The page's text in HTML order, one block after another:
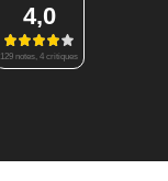
4,0
129 notes, 4 critiques